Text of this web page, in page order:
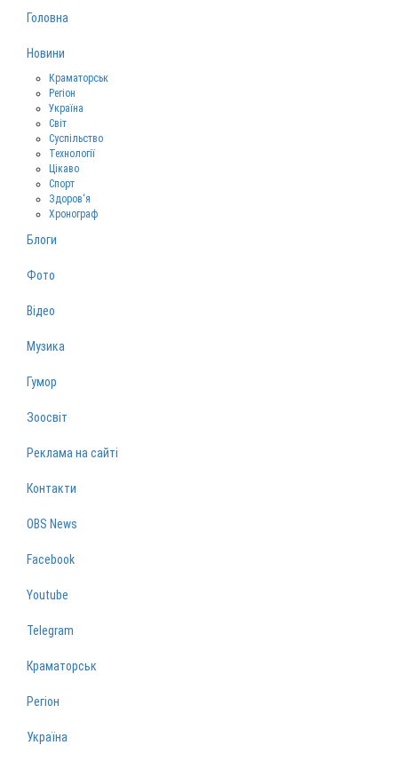
Головна
Новини
Краматорськ
Регіон
Україна
Світ
Суспільство
Технології
Цікаво
Спорт
Здоров‘я
Хронограф
Блоги
Фото
Відео
Музика
Гумор
Зоосвіт
Реклама на сайті
Контакти
OBS News
Facebook
Youtube
Telegram
Краматорськ
Регіон
Україна